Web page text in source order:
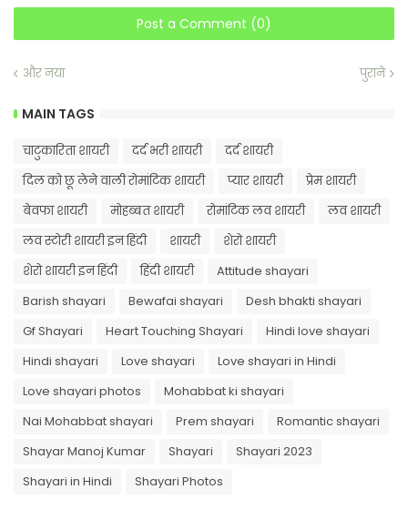
Post a Comment (0)
और नया पुराने
MAIN TAGS
चाटुकारिता शायरी दर्द भरी शायरी
दर्द शायरी
दिल को छू लेने वाली रोमांटिक शायरी
प्यार शायरी
प्रेम शायरी
बेवफा शायरी
मोहब्बत शायरी रोमांटिक लव शायरी
लव शायरी
लव स्टोरी शायरी इन हिंदी
शायरी
शेरो शायरी
शेरो शायरी इन हिंदी
हिंदी शायरी
Attitude shayari
Barish shayari
Bewafai shayari
Desh bhakti shayari
Gf Shayari
Heart Touching Shayari
Hindi love shayari
Hindi shayari
Love shayari
Love shayari in Hindi
Love shayari photos
Mohabbat ki shayari
Nai Mohabbat shayari
Prem shayari
Romantic shayari
Shayar Manoj Kumar
Shayari
Shayari 2023
Shayari in Hindi
Shayari Photos